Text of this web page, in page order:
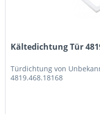
Kältedichtung Tür
Türdichtung von
4819.468.18168